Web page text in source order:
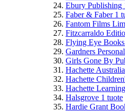
Ebury Publishing
Faber & Faber 1
Fantom Films
Fitzcarraldo
Flying Eye Books
Gardners
Girls Gone By
Hachette Australia
Hachette
Hachette Learning
Halsgrove 1 tuote
Hardie Grant